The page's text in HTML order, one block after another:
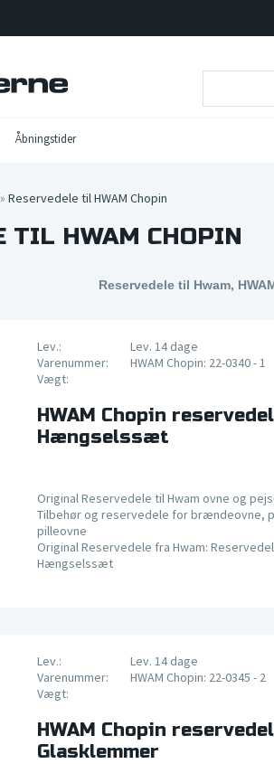
Åbningstider
» Reservedele til HWAM Chopin
TIL HWAM CHOPIN
Reservedele til Hwam,
Lev.:
Lev. 14 dage
Varenummer:
HWAM Chopin: 22-0340 - 1
Vægt:
HWAM Chopin
Hængselssæt
Original Reservedele til Hwam ovne og
Tilbehør og reservedele for brændeovne,
pilleovne
Original Reservedele fra Hwam:
Hængselssæt
Lev.:
Lev. 14 dage
Varenummer:
HWAM Chopin: 22-0345 - 2
Vægt:
HWAM Chopin
Glasklemmer